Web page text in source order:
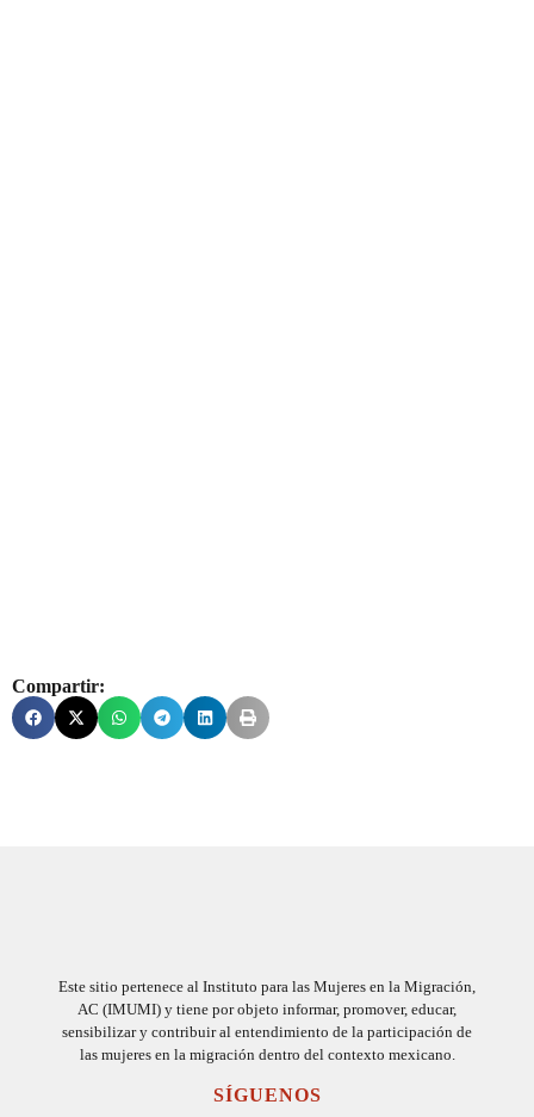
Compartir:
Este sitio pertenece al Instituto para las Mujeres en la Migración,
AC (IMUMI) y tiene por objeto informar, promover, educar,
sensibilizar y contribuir al entendimiento de la participación de
las mujeres en la migración dentro del contexto mexicano.
SÍGUENOS